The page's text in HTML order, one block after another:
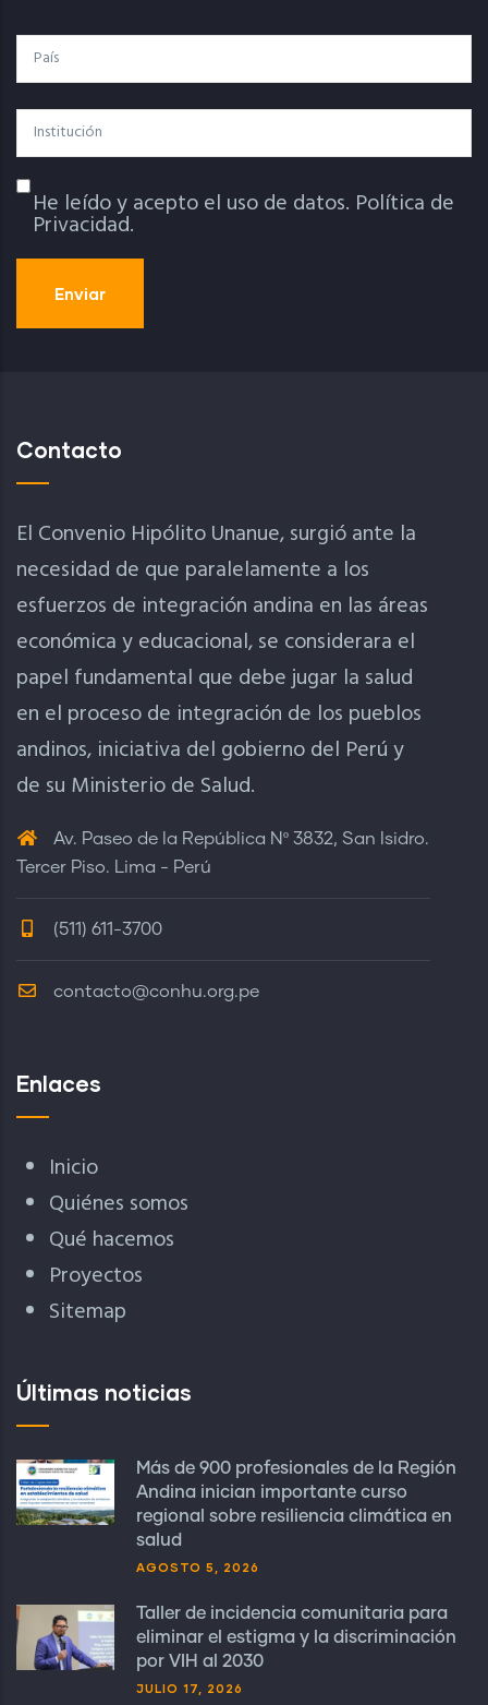
País
Institución
Política De Privacidad
He leído y acepto el uso de datos. Política de
Privacidad.
Contacto
El Convenio Hipólito Unanue, surgió ante la
necesidad de que paralelamente a los
esfuerzos de integración andina en las áreas
económica y educacional, se considerara el
papel fundamental que debe jugar la salud
en el proceso de integración de los pueblos
andinos, iniciativa del gobierno del Perú y
de su Ministerio de Salud.
Av. Paseo de la República Nº 3832, San Isidro.
Tercer Piso. Lima - Perú
(511) 611-3700
contacto@conhu.org.pe
Enlaces
Inicio
Quiénes somos
Qué hacemos
Proyectos
Sitemap
Últimas noticias
Más de 900 profesionales de la Región
Andina inician importante curso
regional sobre resiliencia climática en
salud
AGOSTO 5, 2026
Taller de incidencia comunitaria para
eliminar el estigma y la discriminación
por VIH al 2030
JULIO 17, 2026